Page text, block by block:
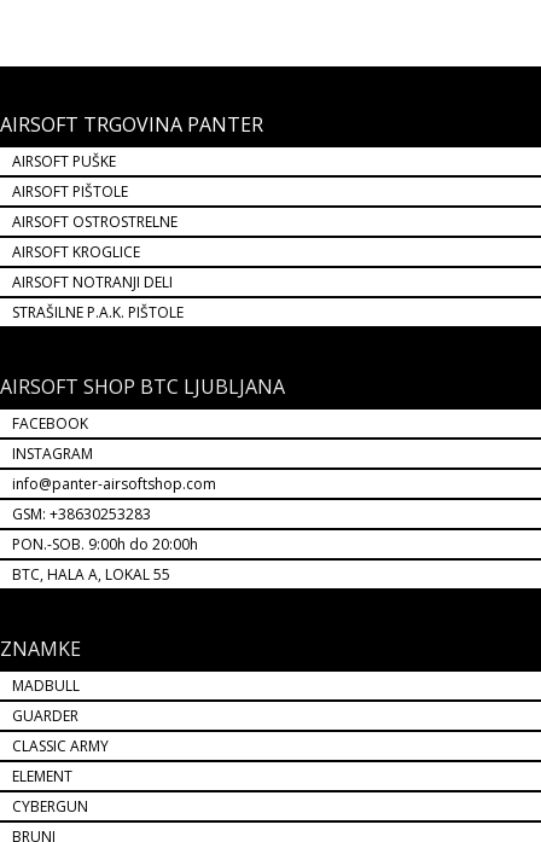
AIRSOFT TRGOVINA PANTER
AIRSOFT PUŠKE
AIRSOFT PIŠTOLE
AIRSOFT OSTROSTRELNE
AIRSOFT KROGLICE
AIRSOFT NOTRANJI DELI
STRAŠILNE P.A.K. PIŠTOLE
AIRSOFT SHOP BTC LJUBLJANA
FACEBOOK
INSTAGRAM
info@panter-airsoftshop.com
GSM: +38630253283
PON.-SOB. 9:00h do 20:00h
BTC, HALA A, LOKAL 55
ZNAMKE
MADBULL
GUARDER
CLASSIC ARMY
ELEMENT
CYBERGUN